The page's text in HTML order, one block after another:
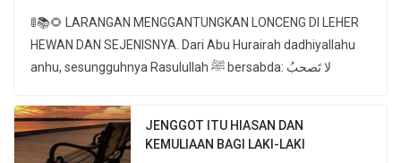
🚦📚🌻 LARANGAN MENGGANTUNGKAN LONCENG DI LEHER
HEWAN DAN SEJENISNYA. Dari Abu Hurairah dadhiyallahu
anhu, sesungguhnya Rasulullah ﷺ bersabda: لا تَصحبُ
JENGGOT ITU HIASAN DAN
KEMULIAAN BAGI LAKI-LAKI